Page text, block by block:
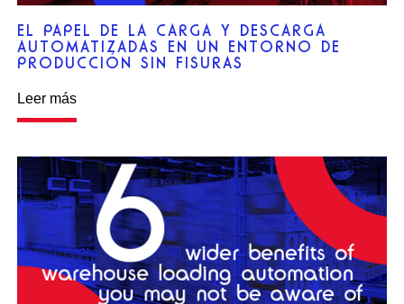
EL PAPEL DE LA CARGA Y DESCARGA
AUTOMATIZADAS EN UN ENTORNO DE
PRODUCCIÓN SIN FISURAS
Leer más